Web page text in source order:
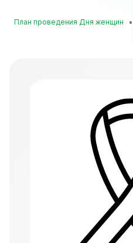
План проведения Дня женщин •